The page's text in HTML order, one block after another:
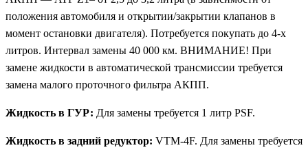
положения автомобиля и открытии/закрытии клапанов в
момент остановки двигателя). Потребуется покупать до 4-х
литров. Интервал замены 40 000 км. ВНИМАНИЕ! При
замене жидкости в автоматической трансмиссии требуется
замена малого проточного фильтра АКПП.
Жидкость в ГУР: Для замены требуется 1 литр PSF.
Жидкость в задний редуктор: VTM-4F. Для замены требуется